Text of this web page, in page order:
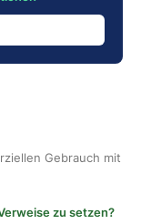
Gebrauch mit
zu setzen?